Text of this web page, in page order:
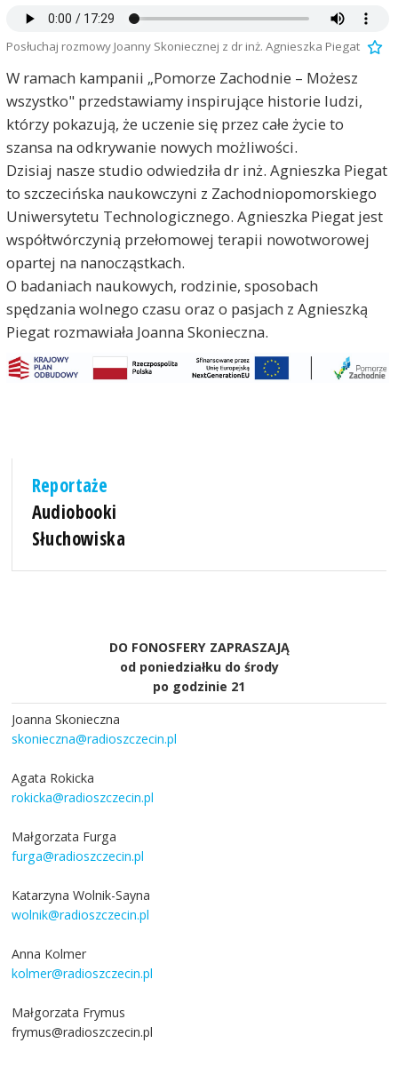
Posłuchaj rozmowy Joanny Skoniecznej z dr inż. Agnieszka Piegat
W ramach kampanii „Pomorze Zachodnie – Możesz
wszystko" przedstawiamy inspirujące historie ludzi,
którzy pokazują, że uczenie się przez całe życie to
szansa na odkrywanie nowych możliwości.
Dzisiaj nasze studio odwiedziła dr inż. Agnieszka Piegat
to szczecińska naukowczyni z Zachodniopomorskiego
Uniwersytetu Technologicznego. Agnieszka Piegat jest
współtwórczynią przełomowej terapii nowotworowej
opartej na nanocząstkach.
O badaniach naukowych, rodzinie, sposobach
spędzania wolnego czasu oraz o pasjach z Agnieszką
Piegat rozmawiała Joanna Skonieczna.
Reportaże
Audiobooki
Słuchowiska
DO FONOSFERY ZAPRASZAJĄ
od poniedziałku do środy
po godzinie 21
Joanna Skonieczna
skonieczna@radioszczecin.pl
Agata Rokicka
rokicka@radioszczecin.pl
Małgorzata Furga
furga@radioszczecin.pl
Katarzyna Wolnik-Sayna
wolnik@radioszczecin.pl
Anna Kolmer
kolmer@radioszczecin.pl
Małgorzata Frymus
frymus@radioszczecin.pl